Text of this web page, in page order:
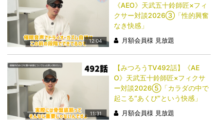
12:04
《AEO》天武五十鈴師匠×フィ
クサー対談2026③「性的興奮
なき快感」
月額会員様 見放題
11:31
【みつろうTV492話】《AE
O》天武五十鈴師匠×フィクサ
ー対談2026⑤「カラダの中で
起こる“あくび”という快感」
月額会員様 見放題